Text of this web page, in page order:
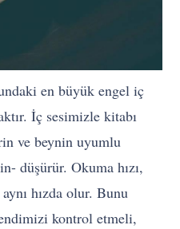
en büyük engel iç
İç sesimizle kitabı
ve beynin uyumlu
düşürür. Okuma hızı,
hızda olur. Bunu
kontrol etmeli,